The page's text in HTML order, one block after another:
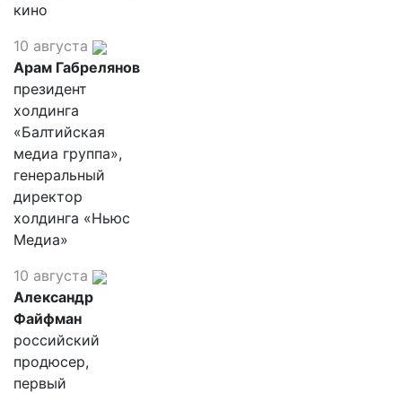
кино
10 августа
Арам Габрелянов
президент
холдинга
«Балтийская
медиа группа»,
генеральный
директор
холдинга «Ньюс
Медиа»
10 августа
Александр
Файфман
российский
продюсер,
первый